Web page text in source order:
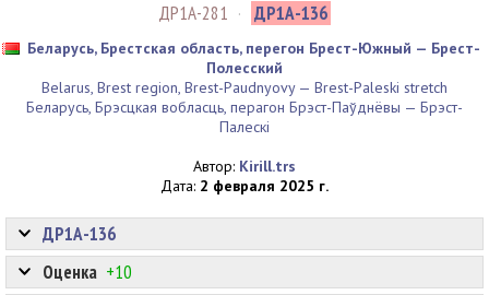
ДР1А-281 · ДР1А-136
Беларусь, Брестская область, перегон Брест-Южный — Брест-
Полесский
Belarus, Brest region, Brest-Paudnyovy — Brest-Paleski stretch
Беларусь, Брэсцкая вобласць, перагон Брэст-Паўднёвы — Брэст-
Палескі
Автор: Kirill.trs
Дата: 2 февраля 2025 г.
Оценка +10
ДР1А-136